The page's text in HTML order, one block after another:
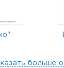
больше